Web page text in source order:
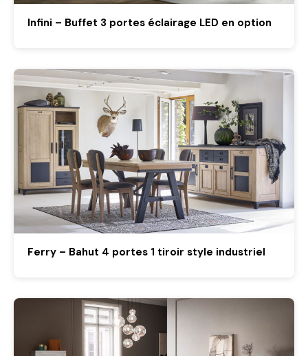
Infini – Buffet 3 portes éclairage LED en option
Ferry – Bahut 4 portes 1 tiroir style industriel